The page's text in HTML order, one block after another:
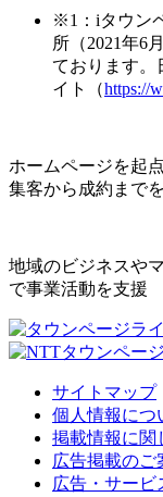
※1：iタウン
所（2021年6
ております。
イト（https://
ホームページを起
集客から成約まで
地域のビジネスや
で事業活動を支援
サイトマップ
個人情報につ
掲載情報に関
広告掲載のご
広告・サービ